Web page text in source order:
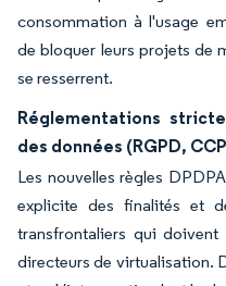
consommation à l'usage
de bloquer leurs projets de
se resserrent.
Réglementations
des données (RGPD,
Les nouvelles règles
explicite des finalités et
transfrontaliers qui doivent
directeurs de virtualisation.